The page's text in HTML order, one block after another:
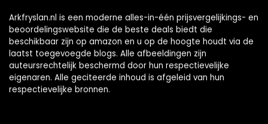
Arkfryslan.nl is een moderne alles-in-één prijsvergelijkings- en
beoordelingswebsite die de beste deals biedt die
beschikbaar zijn op amazon en u op de hoogte houdt via de
laatst toegevoegde blogs. Alle afbeeldingen zijn
auteursrechtelijk beschermd door hun respectievelijke
eigenaren. Alle geciteerde inhoud is afgeleid van hun
respectievelijke bronnen.